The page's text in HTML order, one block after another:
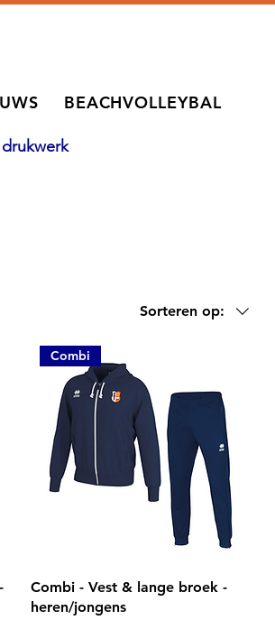
BEACHVOLLEYBAL
Sorteren op:
Snel overzicht
Combi
Combi - Vest & lange broek -
heren/jongens